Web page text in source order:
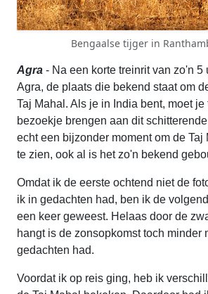
Bengaalse tijger in
Agra - Na een korte treinrit van zo'n 5
Agra, de plaats die bekend staat om
Taj Mahal. Als je in India bent, moet je
bezoekje brengen aan dit
echt een bijzonder moment om de Taj
te zien, ook al is het zo'n bekend
Omdat ik de eerste ochtend niet de
ik in gedachten had, ben ik de
een keer geweest. Helaas door de
hangt is de zonsopkomst toch minder
gedachten had.
Voordat ik op reis ging, heb ik